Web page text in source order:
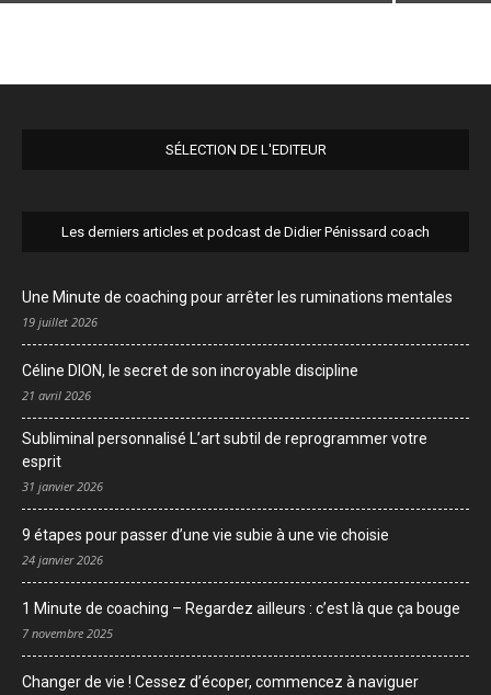
SÉLECTION DE L'EDITEUR
Les derniers articles et podcast de Didier Pénissard coach
Une Minute de coaching pour arrêter les ruminations mentales
19 juillet 2026
Céline DION, le secret de son incroyable discipline
21 avril 2026
Subliminal personnalisé L’art subtil de reprogrammer votre
esprit
31 janvier 2026
9 étapes pour passer d’une vie subie à une vie choisie
24 janvier 2026
1 Minute de coaching – Regardez ailleurs : c’est là que ça bouge
7 novembre 2025
Changer de vie ! Cessez d’écoper, commencez à naviguer